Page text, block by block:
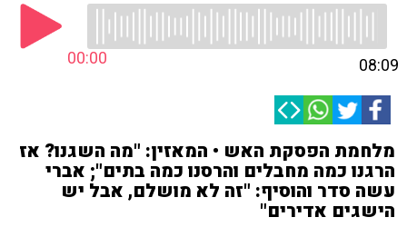
00:00 08:09
מלחמת הפסקת האש • המאזין: "מה השגנו? אז
הרגנו כמה מחבלים והרסנו כמה בתים"; אברי
עשה סדר והוסיף: "זה לא מושלם, אבל יש
הישגים אדירים"